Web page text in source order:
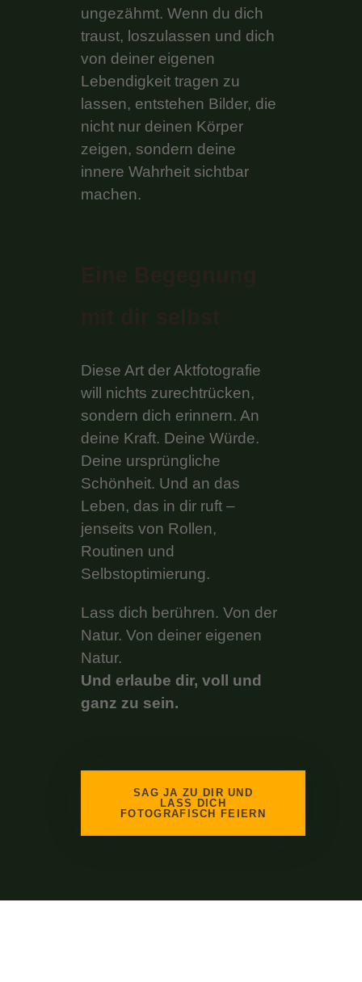
ungezähmt. Wenn du dich
traust, loszulassen und dich
von deiner eigenen
Lebendigkeit tragen zu
lassen, entstehen Bilder, die
nicht nur deinen Körper
zeigen, sondern deine
innere Wahrheit sichtbar
machen.
Diese Art der Aktfotografie
will nichts zurechtrücken,
sondern dich erinnern. An
deine Kraft. Deine Würde.
Deine ursprüngliche
Schönheit. Und an das
Leben, das in dir ruft –
jenseits von Rollen,
Routinen und
Selbstoptimierung.
Lass dich berühren. Von der
Natur. Von deiner eigenen
Natur.
Und erlaube dir, voll und
ganz zu sein.
SAG JA ZU DIR UND
LASS DICH
FOTOGRAFISCH FEIERN